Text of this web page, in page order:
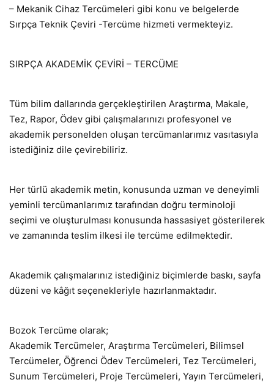
– Mekanik Cihaz Tercümeleri gibi konu ve belgelerde
Sırpça Teknik Çeviri -Tercüme hizmeti vermekteyiz.
SIRPÇA AKADEMİK ÇEVİRİ – TERCÜME
Tüm bilim dallarında gerçekleştirilen Araştırma, Makale,
Tez, Rapor, Ödev gibi çalışmalarınızı profesyonel ve
akademik personelden oluşan tercümanlarımız vasıtasıyla
istediğiniz dile çevirebiliriz.
Her türlü akademik metin, konusunda uzman ve deneyimli
yeminli tercümanlarımız tarafından doğru terminoloji
seçimi ve oluşturulması konusunda hassasiyet gösterilerek
ve zamanında teslim ilkesi ile tercüme edilmektedir.
Akademik çalışmalarınız istediğiniz biçimlerde baskı, sayfa
düzeni ve kâğıt seçenekleriyle hazırlanmaktadır.
Bozok Tercüme olarak;
Akademik Tercümeler, Araştırma Tercümeleri, Bilimsel
Tercümeler, Öğrenci Ödev Tercümeleri, Tez Tercümeleri,
Sunum Tercümeleri, Proje Tercümeleri, Yayın Tercümeleri,